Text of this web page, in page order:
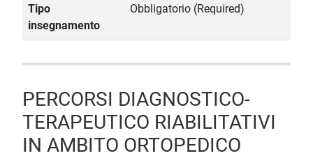
Tipo
insegnamento
Obbligatorio (Required)
PERCORSI DIAGNOSTICO-
TERAPEUTICO RIABILITATIVI
IN AMBITO ORTOPEDICO